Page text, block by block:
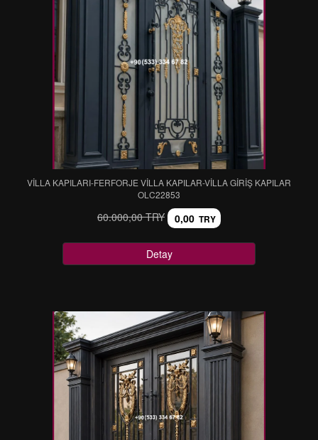
VİLLA KAPILARI-FERFORJE VİLLA KAPILAR-VİLLA GİRİŞ KAPILAR
OLC22853
60.000,00 TRY 0,00 TRY
Detay